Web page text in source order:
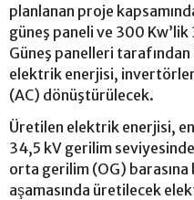
planlanan proje
güneş paneli ve 300
Güneş panelleri
elektrik enerjisi, invertörler
(AC) dönüştürülecek.
Üretilen elektrik enerjisi,
34,5 kV gerilim
orta gerilim (OG)
aşamasında üretilecek